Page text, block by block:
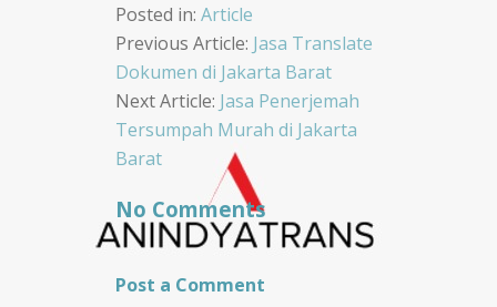
Posted in: Article
Post
navigation
Previous Article: Jasa Translate
Dokumen di Jakarta Barat
Next Article: Jasa Penerjemah
Tersumpah Murah di Jakarta
Barat
No Comments
Post a Comment